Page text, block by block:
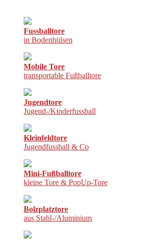
Fussballtore
in Bodenhülsen
Mobile Tore
transportable Fußballtore
Jugendtore
Jugend-/Kinderfussball
Kleinfeldtore
Jugendfussball & Co
Mini-Fußballtore
kleine Tore & PopUp-Tore
Bolzplatztore
aus Stahl-/Aluminium